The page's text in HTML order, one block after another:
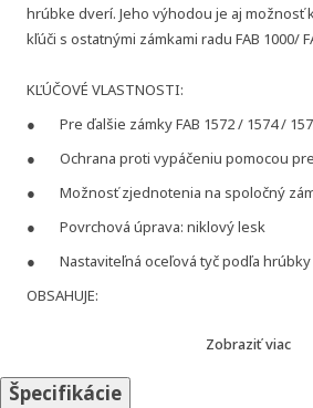
hrúbke dverí. Jeho výhodou je aj možnosť
kľúči s ostatnými zámkami radu FAB 1000/
KĽÚČOVÉ VLASTNOSTI:
Pre ďalšie zámky FAB 1572 / 1574 /
Ochrana proti vypáčeniu pomocou
Možnosť zjednotenia na spoločný
Povrchová úprava: niklový lesk
Nastaviteľná oceľová tyč podľa
OBSAHUJE:
Zobraziť viac
Špecifikácie